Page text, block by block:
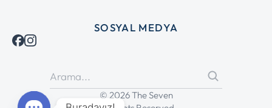
SOSYAL MEDYA
© 2026 The Seven